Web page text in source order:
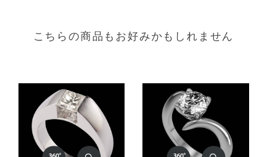
こちらの商品もお好みかもしれません